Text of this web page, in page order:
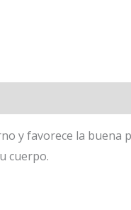
y favorece la buena
cuerpo.